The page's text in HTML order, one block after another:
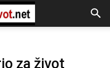
za život